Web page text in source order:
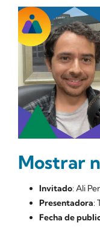
Mostrar
Invitado: Ali
Presentadora:
Fecha de